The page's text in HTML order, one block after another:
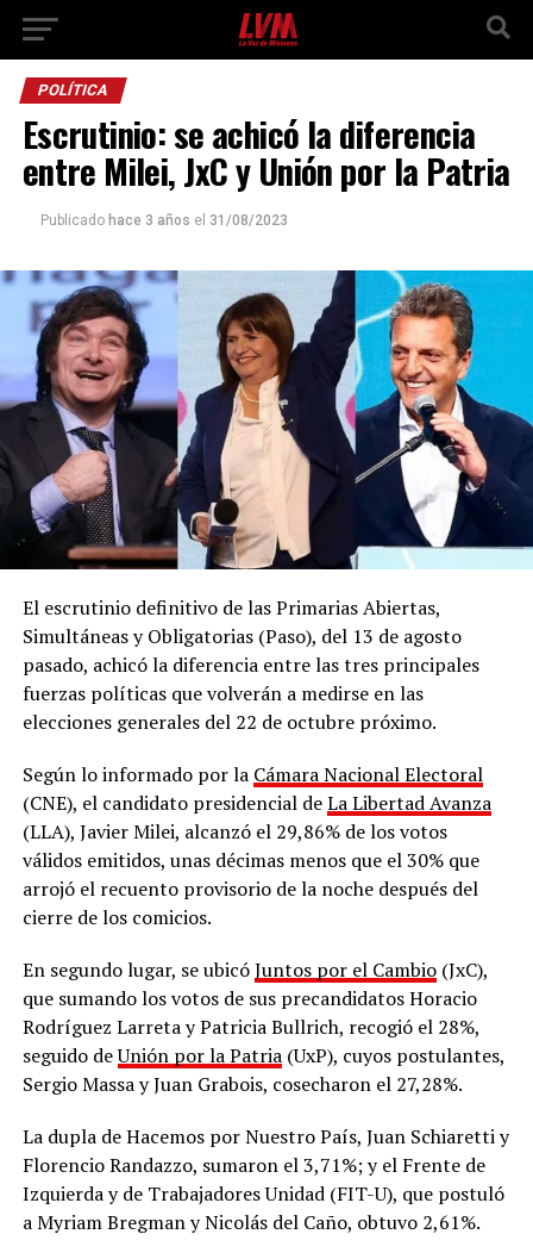
POLÍTICA
Escrutinio: se achicó la diferencia
entre Milei, JxC y Unión por la Patria
Publicado hace 3 años el 31/08/2023
El escrutinio definitivo de las Primarias Abiertas,
Simultáneas y Obligatorias (Paso), del 13 de agosto
pasado, achicó la diferencia entre las tres principales
fuerzas políticas que volverán a medirse en las
elecciones generales del 22 de octubre próximo.
Según lo informado por la Cámara Nacional Electoral
(CNE), el candidato presidencial deLa Libertad Avanza
(LLA), Javier Milei, alcanzó el 29,86% de los votos
válidos emitidos, unas décimas menos que el 30% que
arrojó el recuento provisorio de la noche después del
cierre de los comicios.
En segundo lugar, se ubicóJuntos por el Cambio(JxC),
que sumando los votos de sus precandidatos Horacio
Rodríguez Larreta y Patricia Bullrich, recogió el 28%,
seguido deUnión por la Patria(UxP), cuyos postulantes,
Sergio Massa y Juan Grabois, cosecharon el 27,28%.
La dupla de Hacemos por Nuestro País, Juan Schiaretti y
Florencio Randazzo, sumaron el 3,71%; y el Frente de
Izquierda y de Trabajadores Unidad (FIT-U), que postuló
a Myriam Bregman y Nicolás del Caño, obtuvo 2,61%.